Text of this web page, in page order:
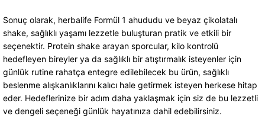
Sonuç olarak, herbalife Formül 1 ahududu ve beyaz çikolatalı
shake, sağlıklı yaşamı lezzetle buluşturan pratik ve etkili bir
seçenektir. Protein shake arayan sporcular, kilo kontrolü
hedefleyen bireyler ya da sağlıklı bir atıştırmalık isteyenler için
günlük rutine rahatça entegre edilebilecek bu ürün, sağlıklı
beslenme alışkanlıklarını kalıcı hale getirmek isteyen herkese hitap
eder. Hedeflerinize bir adım daha yaklaşmak için siz de bu lezzetli
ve dengeli seçeneği günlük hayatınıza dahil edebilirsiniz.